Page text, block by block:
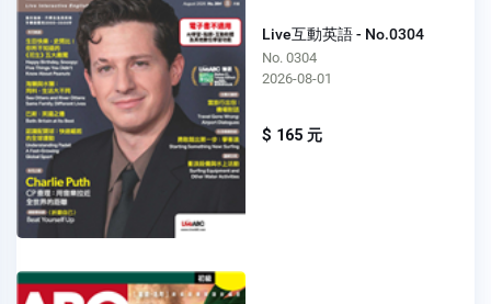
Live互動英語 - No.0304
No. 0304
2026-08-01
$ 165 元